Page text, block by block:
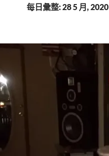
每日彙整: 28 5 月, 2020